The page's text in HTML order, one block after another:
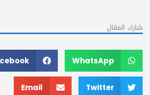
شارك المقال
WhatsApp
Twitter
Email